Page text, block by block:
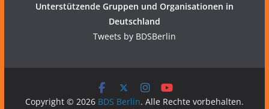
Unterstützende Gruppen und Organisationen in
Deutschland
Tweets by BDSBerlin
Copyright © 2026 BDS Berlin. Alle Rechte vorbehalten.